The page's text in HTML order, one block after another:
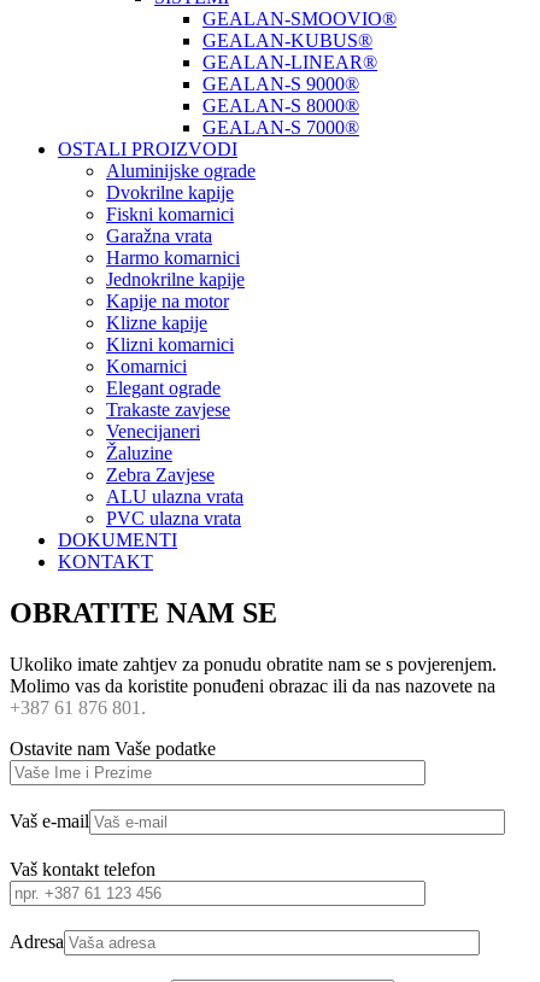
GEALAN-SMOOVIO®
GEALAN-KUBUS®
GEALAN-LINEAR®
GEALAN-S 9000®
GEALAN-S 8000®
GEALAN-S 7000®
OSTALI PROIZVODI
Aluminijske ograde
Dvokrilne kapije
Fiskni komarnici
Garažna vrata
Harmo komarnici
Jednokrilne kapije
Kapije na motor
Klizne kapije
Klizni komarnici
Komarnici
Elegant ograde
Trakaste zavjese
Venecijaneri
Žaluzine
Zebra Zavjese
ALU ulazna vrata
PVC ulazna vrata
DOKUMENTI
KONTAKT
OBRATITE NAM SE
Ukoliko imate zahtjev za ponudu obratite nam se s povjerenjem.
Molimo vas da koristite ponuđeni obrazac ili da nas nazovete na
+387 61 876 801.
Ostavite nam Vaše podatke
Vaš e-mail
Vaš kontakt telefon
Adresa